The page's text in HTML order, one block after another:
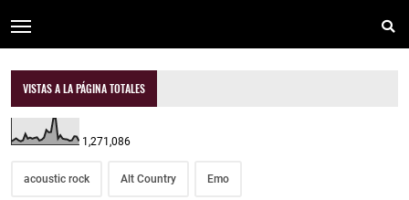
VISTAS A LA PÁGINA TOTALES
1,271,086
acoustic rock Alt Country Emo